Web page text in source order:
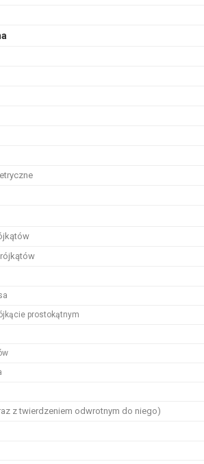
prostokątnym
z twierdzeniem odwrotnym do niego)